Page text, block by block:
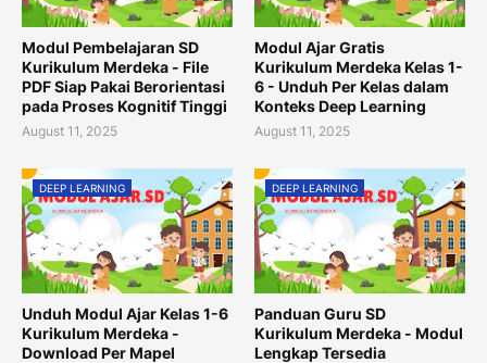
Modul Pembelajaran SD
Kurikulum Merdeka - File
PDF Siap Pakai Berorientasi
pada Proses Kognitif Tinggi
August 11, 2025
Modul Ajar Gratis
Kurikulum Merdeka Kelas 1-
6 - Unduh Per Kelas dalam
Konteks Deep Learning
August 11, 2025
DEEP LEARNING
Unduh Modul Ajar Kelas 1-6
Kurikulum Merdeka -
Download Per Mapel
DEEP LEARNING
Panduan Guru SD
Kurikulum Merdeka - Modul
Lengkap Tersedia